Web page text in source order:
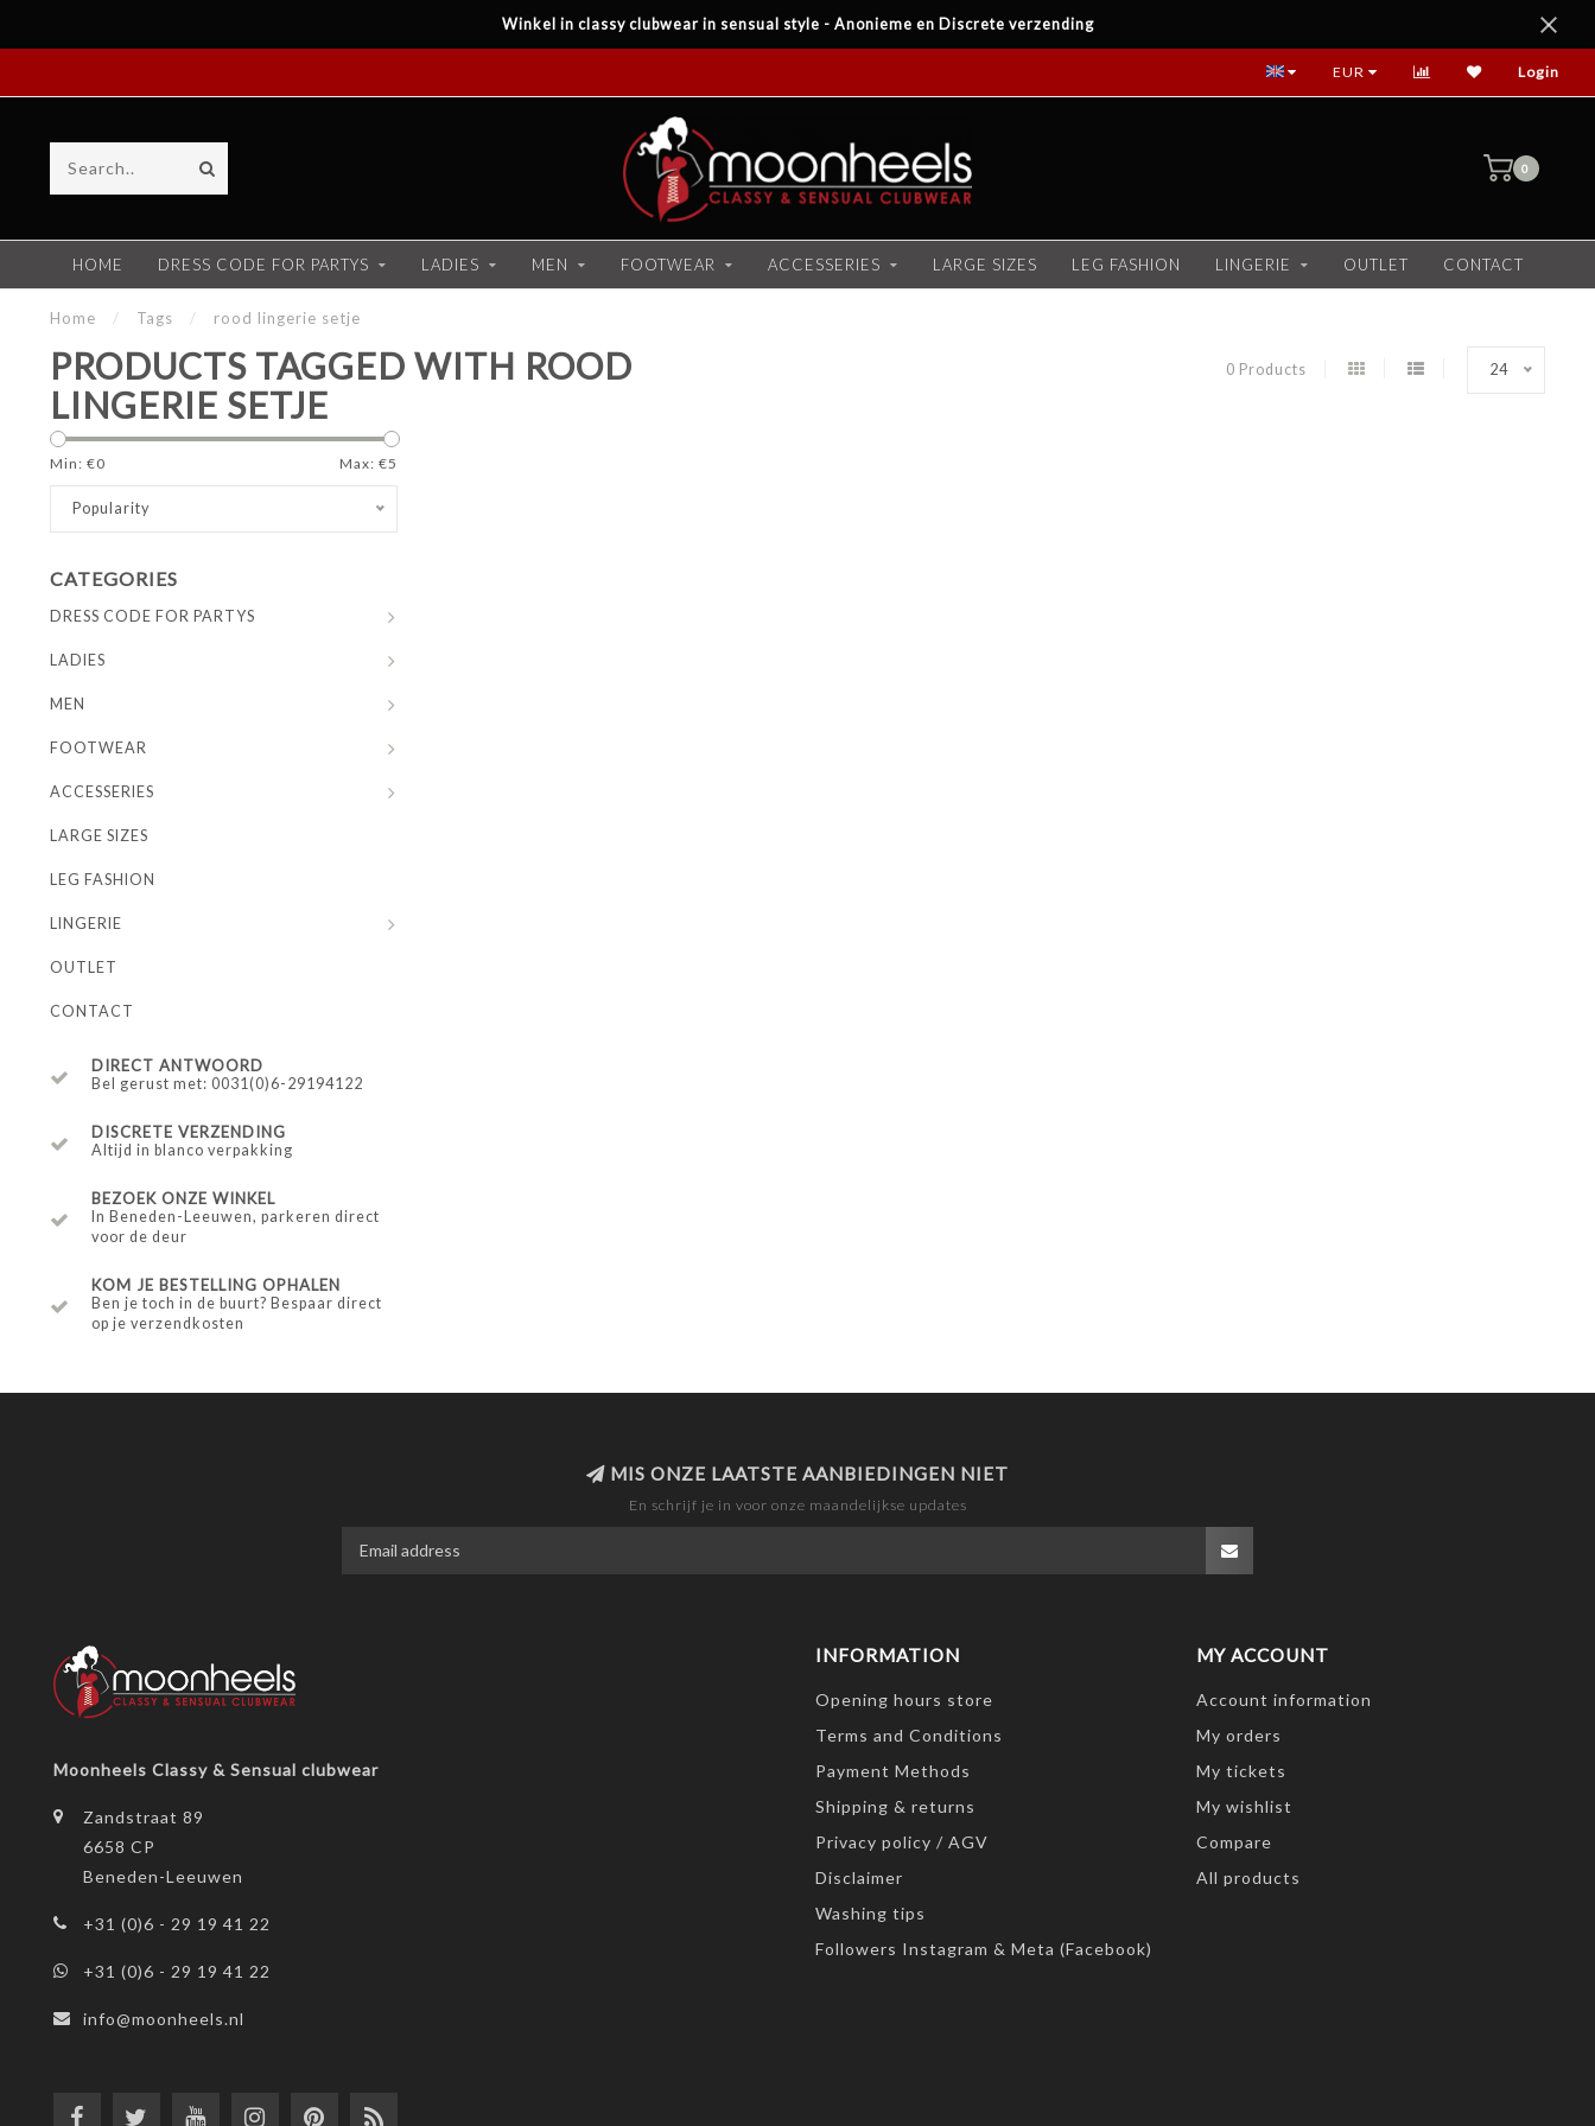
Winkel in classy clubwear in sensual style - Anonieme en Discrete verzending
EUR Login
0
HOME DRESS CODE FOR PARTYS LADIES MEN FOOTWEAR ACCESSERIES LARGE SIZES LEG FASHION LINGERIE OUTLET CONTACT
Home / Tags / rood lingerie setje
PRODUCTS TAGGED WITH ROOD
LINGERIE SETJE
0 Products 24
Min: €0 Max: €5
Popularity
CATEGORIES
DRESS CODE FOR PARTYS
LADIES
MEN
FOOTWEAR
ACCESSERIES
LARGE SIZES
LEG FASHION
LINGERIE
OUTLET
CONTACT
DIRECT ANTWOORD
Bel gerust met: 0031(0)6-29194122
DISCRETE VERZENDING
Altijd in blanco verpakking
BEZOEK ONZE WINKEL
In Beneden-Leeuwen, parkeren direct
voor de deur
KOM JE BESTELLING OPHALEN
Ben je toch in de buurt? Bespaar direct
op je verzendkosten
MIS ONZE LAATSTE AANBIEDINGEN NIET
En schrijf je in voor onze maandelijkse updates
Moonheels Classy & Sensual clubwear
Zandstraat 89
6658 CP
Beneden-Leeuwen
+31 (0)6 - 29 19 41 22
+31 (0)6 - 29 19 41 22
info@moonheels.nl
INFORMATION
Opening hours store
Terms and Conditions
Payment Methods
Shipping & returns
Privacy policy / AGV
Disclaimer
Washing tips
Followers Instagram & Meta (Facebook)
MY ACCOUNT
Account information
My orders
My tickets
My wishlist
Compare
All products